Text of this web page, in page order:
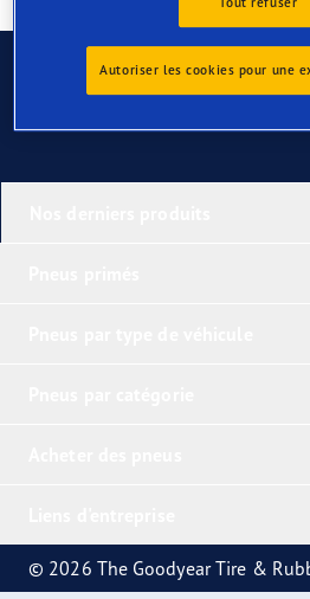
Contactez-nous
© 2026 The Goodyear Tire &
Autoriser les cookies pour une